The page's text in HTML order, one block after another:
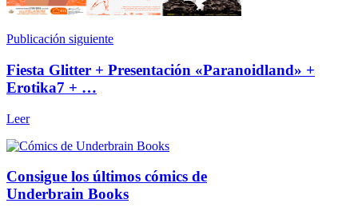
Publicación siguiente
Fiesta Glitter + Presentación «Paranoidland» +
Erotika7 + …
Leer
Consigue los últimos cómics de
Underbrain Books